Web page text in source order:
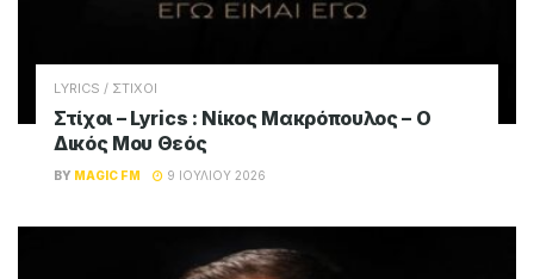
LYRICS / ΣΤΙΧΟΙ
Στίχοι – Lyrics : Νίκος Μακρόπουλος – Ο
Δικός Μου Θεός
BY MAGIC FM 9 ΙΟΥΛΊΟΥ 2026